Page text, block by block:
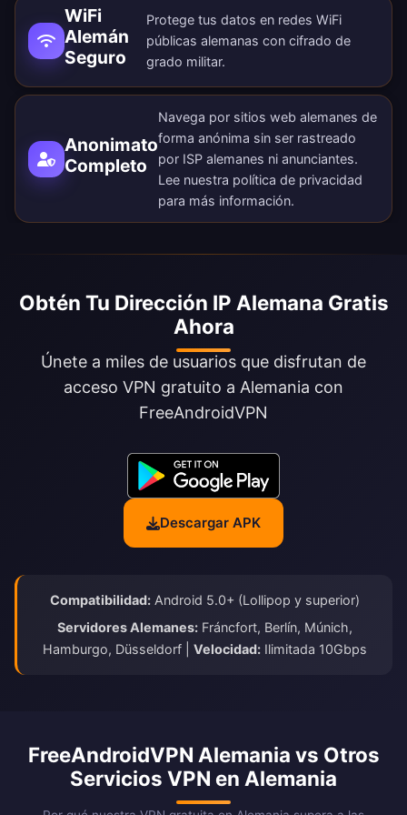
WiFi
Alemán
Seguro
Protege tus datos en redes WiFi
públicas alemanas con cifrado de
grado militar.
Anonimato
Completo
Navega por sitios web alemanes de
forma anónima sin ser rastreado
por ISP alemanes ni anunciantes.
Lee nuestra política de privacidad
para más información.
Obtén Tu Dirección IP Alemana Gratis
Ahora
Únete a miles de usuarios que disfrutan de
acceso VPN gratuito a Alemania con
FreeAndroidVPN
Descargar APK
Compatibilidad: Android 5.0+ (Lollipop y superior)
Servidores Alemanes: Fráncfort, Berlín, Múnich,
Hamburgo, Düsseldorf | Velocidad: Ilimitada 10Gbps
FreeAndroidVPN Alemania vs Otros
Servicios VPN en Alemania